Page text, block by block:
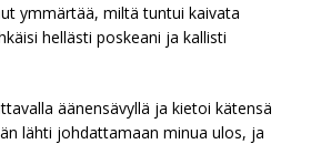
ymmärtää, miltä tuntui kaivata
hellästi poskeani ja kallisti
äänensävyllä ja kietoi kätensä
lähti johdattamaan minua ulos, ja